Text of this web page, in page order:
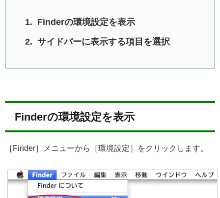
Finderの環境設定を表示
サイドバーに表示する項目を選択
Finderの環境設定を表示
［Finder］メニューから［環境設定］をクリックします。